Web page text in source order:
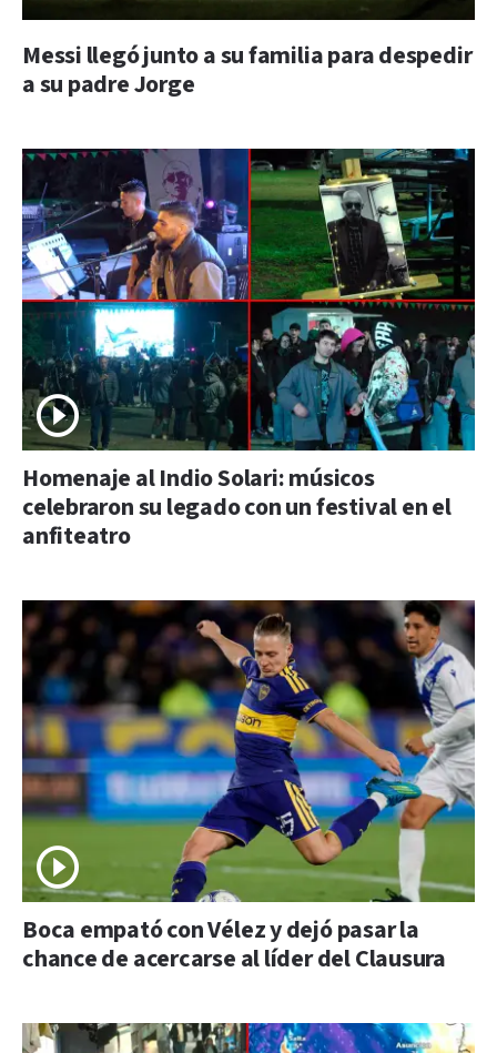
Messi llegó junto a su familia para despedir
a su padre Jorge
Homenaje al Indio Solari: músicos
celebraron su legado con un festival en el
anfiteatro
Boca empató con Vélez y dejó pasar la
chance de acercarse al líder del Clausura